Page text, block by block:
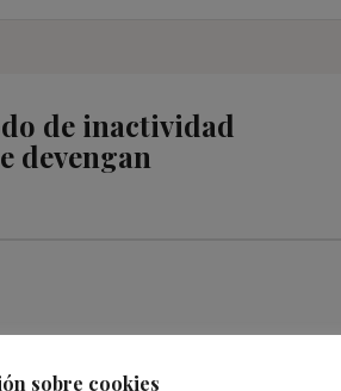
de inactividad
devengan
sobre cookies